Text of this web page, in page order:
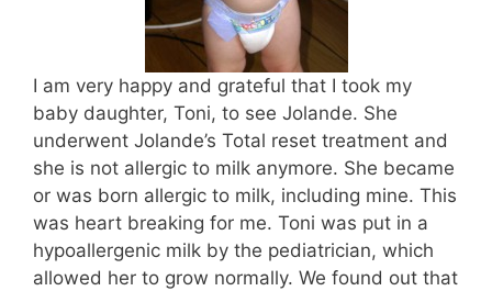
I am very happy and grateful that I took my
baby daughter, Toni, to see Jolande. She
underwent Jolande’s Total reset treatment and
she is not allergic to milk anymore. She became
or was born allergic to milk, including mine. This
was heart breaking for me. Toni was put in a
hypoallergenic milk by the pediatrician, which
allowed her to grow normally. We found out that